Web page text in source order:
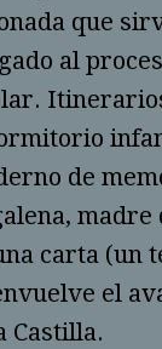
que
al
de
carta (un
el
Castilla.